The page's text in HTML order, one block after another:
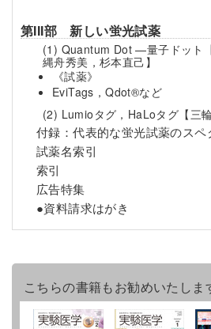
第III部 新しい蛍光試薬
(1) Quantum Dot —量子ドット
縄舟秀美，杉本直己】
《試薬》
EviTags，Qdot®など
(2) Lumioタグ，HaLoタグ 【三
付録：代表的な蛍光試薬のスペ
試薬名索引
索引
広告特集
●資料請求はがき
こちらの書籍もお勧めいたしま